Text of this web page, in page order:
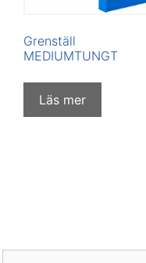
Grenställ
MEDIUMTUNGT
Läs mer